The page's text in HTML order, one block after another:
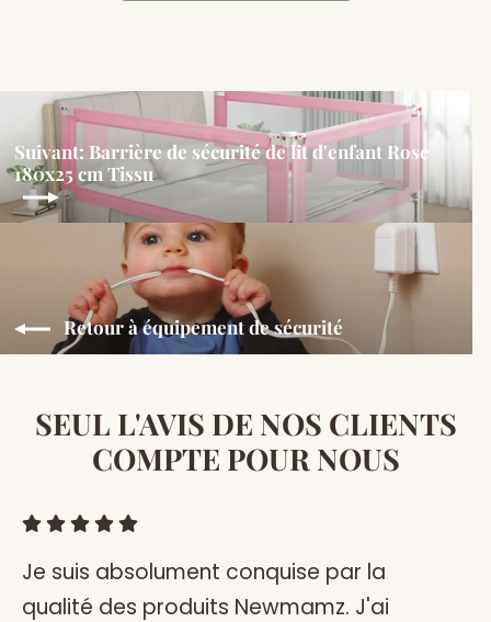
Suivant: Barrière de sécurité de lit d'enfant Rose
180x25 cm Tissu
Retour à équipement de sécurité
SEUL L'AVIS DE NOS CLIENTS
COMPTE POUR NOUS
Je suis absolument conquise par la
qualité des produits Newmamz. J'ai